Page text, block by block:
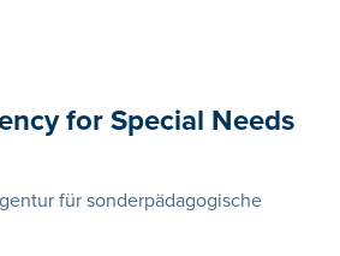
for Special Needs
für sonderpädagogische